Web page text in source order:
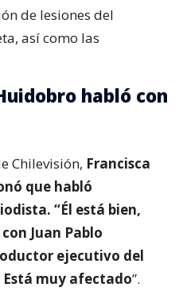
de lesiones del
así como las
habló con
Chilevisión, Francisca
que habló
“Él está bien,
Juan Pablo
ejecutivo del
muy afectado”.